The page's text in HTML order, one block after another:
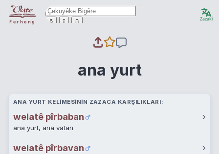
Ferheng ê î û Zazakî
ana yurt
ANA YURT KELIMESININ ZAZACA KARŞILIKLARI
welatê pîrbaban ›
ana yurt, ana vatan
welatê pîrbavan ›